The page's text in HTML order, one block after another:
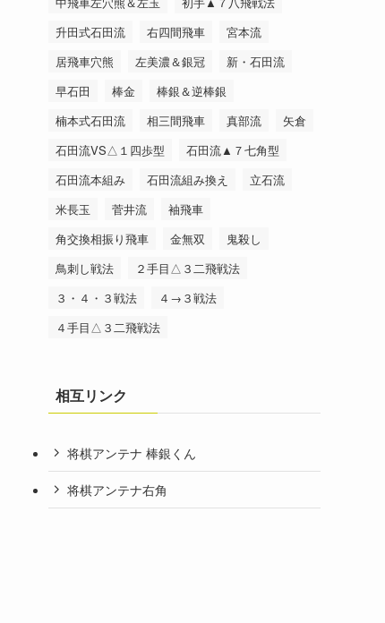
升田式石田流
右四間飛車
宮本流
居飛車穴熊
左美濃＆銀冠
新・石田流
早石田
棒金
棒銀＆逆棒銀
楠本式石田流
相三間飛車 真部流
矢倉
石田流VS△１四歩型
石田流▲７七角型
石田流本組み
石田流組み換え
立石流
米長玉
菅井流
袖飛車
角交換相振り飛車
金無双
鬼殺し
鳥刺し戦法
２手目△３二飛戦法
３・４・３戦法
４→３戦法
４手目△３二飛戦法
相互リンク
将棋アンテナ 棒銀くん
将棋アンテナ右角